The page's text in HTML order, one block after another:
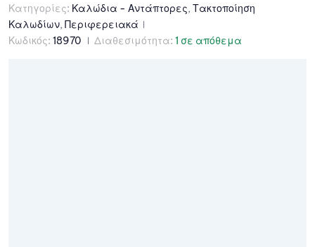
Κατηγορίες: Καλώδια - Αντάπτορες, Τακτοποίηση
Καλωδίων, Περιφερειακά
Κωδικός: 18970 Διαθεσιμότητα: 1 σε απόθεμα